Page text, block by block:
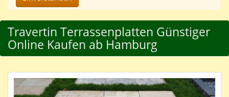
Travertin Terrassenplatten Günstiger
Online Kaufen ab Hamburg